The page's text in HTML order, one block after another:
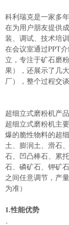
科利瑞克是一家多
在为用户朋友提供
装、调试、技术培
在会议室通过PPT
立，专注于矿石磨
果），还展示了几
厂），整个过程交谈
超细立式磨粉机产
超细立式磨粉机主
爆的脆性物料的超
土、膨润土、滑石
石、凹凸棒石、累
石、磷矿石、钾矿
之间任意调节，产
为准）
1.性能优势